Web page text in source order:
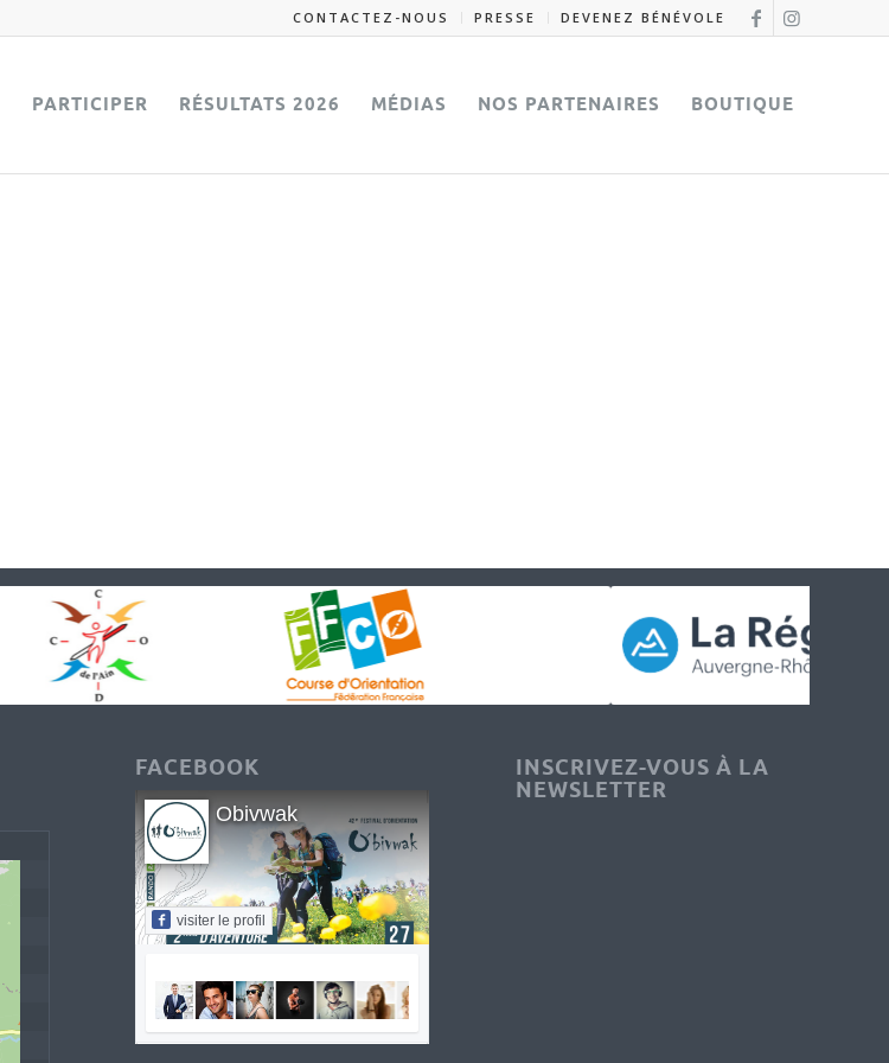
CONTACTEZ-NOUS PRESSE DEVENEZ BÉNÉVOLE
PARTICIPER RÉSULTATS 2026 MÉDIAS NOS PARTENAIRES BOUTIQUE
FACEBOOK
Obivwak
visiter le profil
INSCRIVEZ-VOUS À LA
NEWSLETTER